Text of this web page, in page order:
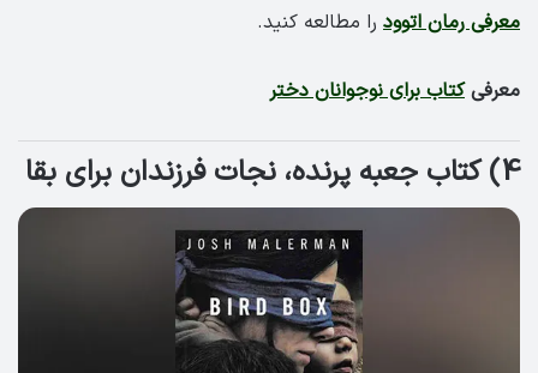
معرفی رمان اتوود را مطالعه کنید.
معرفیکتاب برای نوجوانان دختر
4) کتاب جعبه پرنده، نجات فرزندان برای بقا